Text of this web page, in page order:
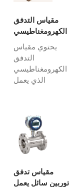
والماء الساخن
والديزل والبنزين
مقياس التدفق
الكهرومغناطيسي
GPRS
يحتوي مقياس
التدفق
الكهرومغناطيسي
الذي يعمل
لمدة 36-72 شهرًا
، ويحتوي على
وحدة GPRS /
GSM / CDMA
مدمجة يمكنها
إرسال قيمة
مقياس تدفق
توربين سائل يعمل